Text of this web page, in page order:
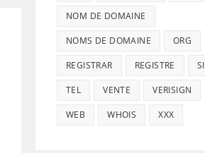
NOM DE DOMAINE
NOMS DE DOMAINE ORG
REGISTRAR REGISTRE
TEL VENTE VERISIGN
WEB WHOIS XXX